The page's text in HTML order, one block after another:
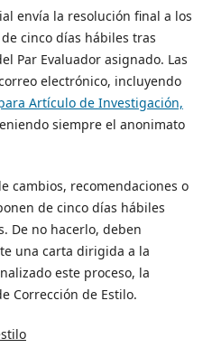
envía la resolución final a los
cinco días hábiles tras
Par Evaluador asignado. Las
electrónico, incluyendo
Artículo de Investigación,
siempre el anonimato
cambios, recomendaciones o
de cinco días hábiles
De no hacerlo, deben
una carta dirigida a la
este proceso, la
Corrección de Estilo.